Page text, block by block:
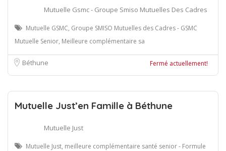
Mutuelle Gsmc - Groupe Smiso Mutuelles Des Cadres
Mutuelle GSMC, Groupe SMISO Mutuelles des Cadres - GSMC
Mutuelle Senior, Meilleure complémentaire sa
Béthune Fermé actuellement!
Mutuelle Just’en Famille à Béthune
Mutuelle Just
Mutuelle Just, meilleure complémentaire santé senior - Formule